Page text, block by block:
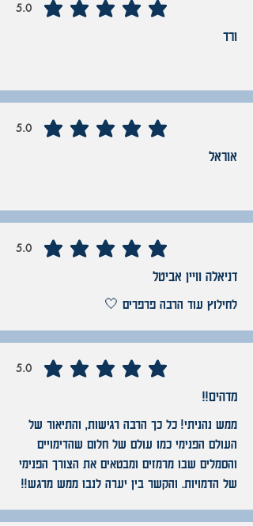
5.0
average rating is 5 out of 5
ורד
5.0
average rating is 5 out of 5
אוראל
5.0
average rating is 5 out of 5
דניאלה וויין אביטל
לחילוץ עוד הרבה פרפרים 🤍
5.0
average rating is 5 out of 5
מדהים!!
ממש נהניתי! כל כך הרבה רגישות, והתיאור של
העולם הפנימי כמו עולם של חלום שהדימויים
והסמלים שבו מרמזים ומבטאים את הצורך הפנימי
של הדמויות. והקשר בין יערה לנבו ממש מרגש!!